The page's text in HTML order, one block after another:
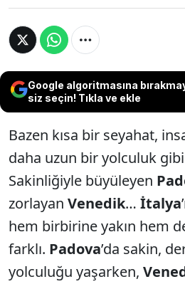
Google algoritmasına
siz seçin! Tıkla ve ekle
Bazen kısa bir seyahat,
daha uzun bir yolculuk gibi
Sakinliğiyle büyüleyen
zorlayan Venedik… İtalya
hem birbirine yakın hem
farklı. Padova’da sakin,
yolculuğu yaşarken,